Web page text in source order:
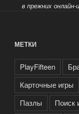
в прежних онлайн-
МЕТКИ
PlayFifteen
Карточные игры
Пазлы
Поиск